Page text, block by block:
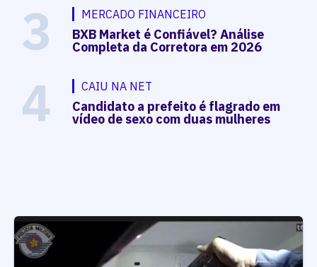
3 MERCADO FINANCEIRO
BXB Market é Confiável? Análise
Completa da Corretora em 2026
4 CAIU NA NET
Candidato a prefeito é flagrado em
vídeo de sexo com duas mulheres